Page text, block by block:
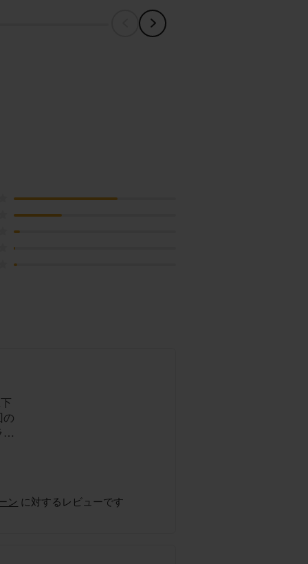
ン に対するレビューです